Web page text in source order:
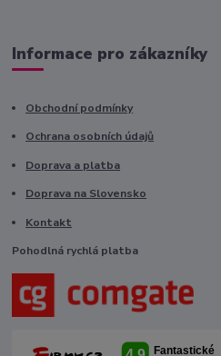
Informace pro zákazníky
Obchodní podmínky
Ochrana osobních údajů
Doprava a platba
Doprava na Slovensko
Kontakt
Pohodlná rychlá platba